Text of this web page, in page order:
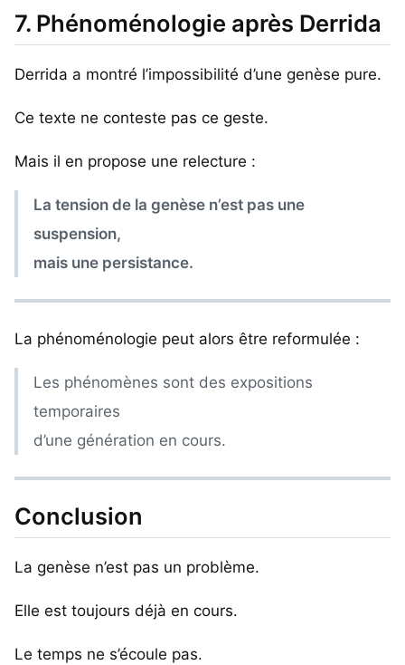
7. Phénoménologie après Derrida
Derrida a montré l’impossibilité d’une genèse pure.
Ce texte ne conteste pas ce geste.
Mais il en propose une relecture :
La tension de la genèse n’est pas une
suspension,
mais une persistance.
La phénoménologie peut alors être reformulée :
Les phénomènes sont des expositions
temporaires
d’une génération en cours.
Conclusion
La genèse n’est pas un problème.
Elle est toujours déjà en cours.
Le temps ne s’écoule pas.